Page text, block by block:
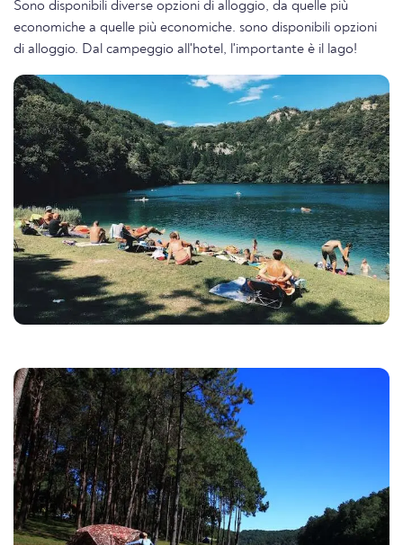
Sono disponibili diverse opzioni di alloggio, da quelle più
economiche a quelle più economiche. sono disponibili opzioni
di alloggio. Dal campeggio all'hotel, l'importante è il lago!